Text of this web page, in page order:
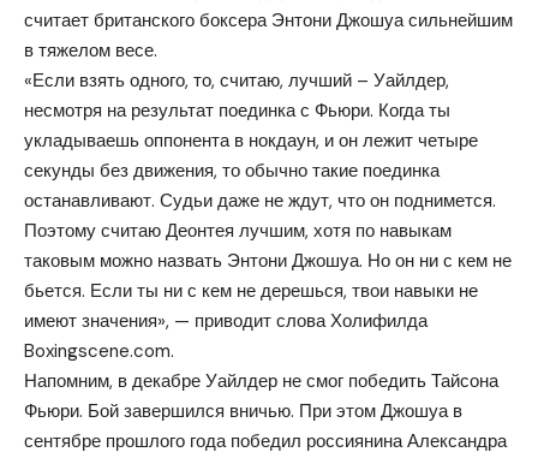
считает британского боксера Энтони Джошуа сильнейшим
в тяжелом весе.
«Если взять одного, то, считаю, лучший – Уайлдер,
несмотря на результат поединка с Фьюри. Когда ты
укладываешь оппонента в нокдаун, и он лежит четыре
секунды без движения, то обычно такие поединка
останавливают. Судьи даже не ждут, что он поднимется.
Поэтому считаю Деонтея лучшим, хотя по навыкам
таковым можно назвать Энтони Джошуа. Но он ни с кем не
бьется. Если ты ни с кем не дерешься, твои навыки не
имеют значения», — приводит слова Холифилда
Boxingscene.com.
Напомним, в декабре Уайлдер не смог победить Тайсона
Фьюри. Бой завершился вничью. При этом Джошуа в
сентябре прошлого года победил россиянина Александра